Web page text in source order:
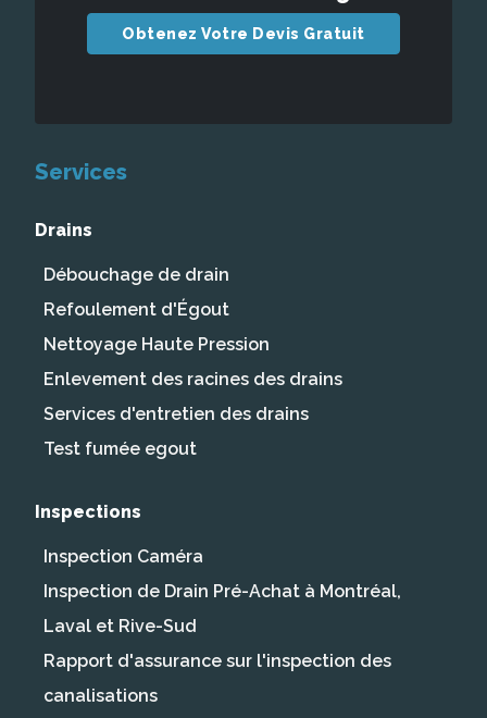
Obtenez Votre Devis Gratuit
Services
Drains
Débouchage de drain
Refoulement d'Égout
Nettoyage Haute Pression
Enlevement des racines des drains
Services d'entretien des drains
Test fumée egout
Inspections
Inspection Caméra
Inspection de Drain Pré-Achat à Montréal,
Laval et Rive-Sud
Rapport d'assurance sur l'inspection des
canalisations